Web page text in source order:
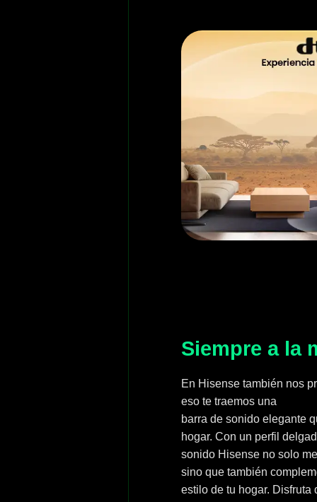
Siempre a la
En Hisense también nos
eso te traemos una
barra de sonido elegante
hogar. Con un perfil
sonido Hisense no solo
sino que también
estilo de tu hogar.